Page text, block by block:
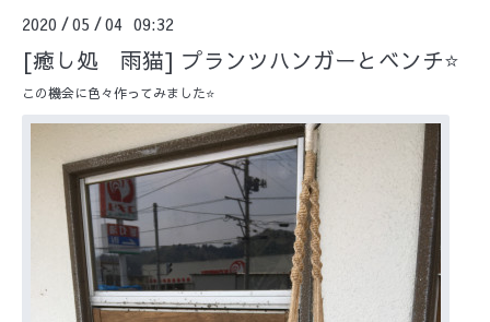
2020 /05 /04 09:32
[癒し処 雨猫] プランツハンガーとベンチ⭐️
この機会に色々作ってみました⭐️